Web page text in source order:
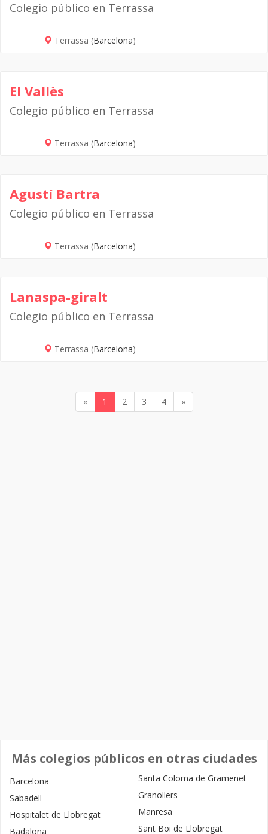
Colegio público en Terrassa
Terrassa (Barcelona)
El Vallès
Colegio público en Terrassa
Terrassa (Barcelona)
Agustí Bartra
Colegio público en Terrassa
Terrassa (Barcelona)
Lanaspa-giralt
Colegio público en Terrassa
Terrassa (Barcelona)
« 1 2 3 4 »
Más colegios públicos en otras ciudades
Barcelona
Sabadell
Hospitalet de Llobregat
Badalona
Santa Coloma de Gramenet
Granollers
Manresa
Sant Boi de Llobregat